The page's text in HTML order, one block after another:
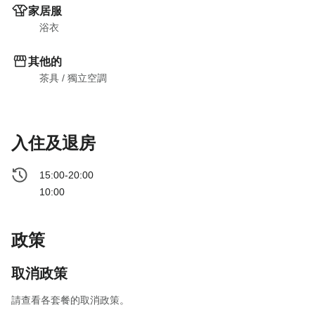
家居服
浴衣
其他的
茶具 / 獨立空調
入住及退房
15:00-20:00
10:00
政策
取消政策
請查看各套餐的取消政策。